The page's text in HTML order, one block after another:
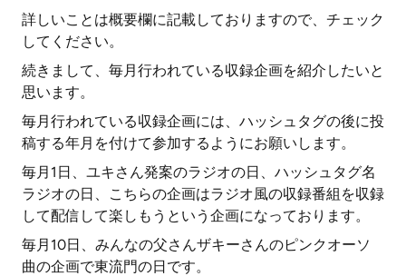
詳しいことは概要欄に記載しておりますので、チェック
してください。
続きまして、毎月行われている収録企画を紹介したいと
思います。
毎月行われている収録企画には、ハッシュタグの後に投
稿する年月を付けて参加するようにお願いします。
毎月1日、ユキさん発案のラジオの日、ハッシュタグ名
ラジオの日、こちらの企画はラジオ風の収録番組を収録
して配信して楽しもうという企画になっております。
毎月10日、みんなの父さんザキーさんのピンクオーソ
曲の企画で東流門の日です。